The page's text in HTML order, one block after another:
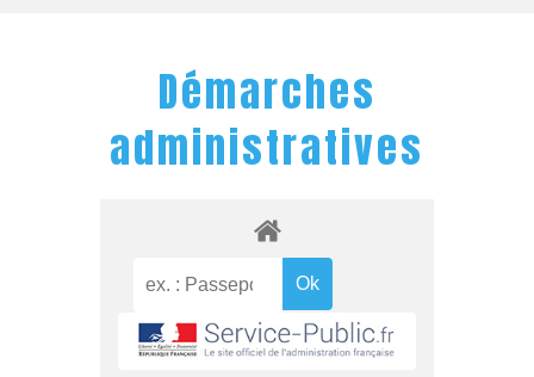
Démarches
administratives